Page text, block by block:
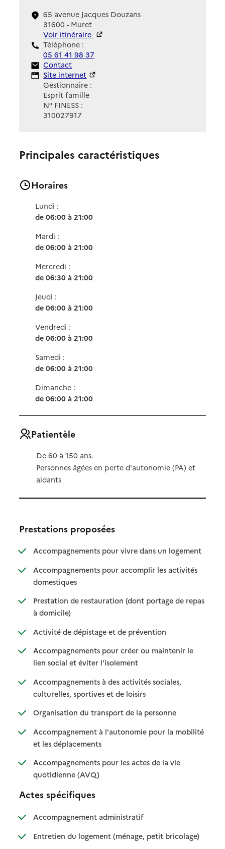
65 avenue Jacques Douzans
31600 - Muret
Voir itinéraire
Téléphone :
05 61 41 98 37
Contact
Contact
Site Internet
Site internet
Gestionnaire :
Esprit famille
N° FINESS :
310027917
Principales caractéristiques
Horaires
Lundi :
de 06:00 à 21:00
Mardi :
de 06:00 à 21:00
Mercredi :
de 06:30 à 21:00
Jeudi :
de 06:00 à 21:00
Vendredi :
de 06:00 à 21:00
Samedi :
de 06:00 à 21:00
Dimanche :
de 06:00 à 21:00
Patientèle
De 60 à 150 ans.
Personnes âgées en perte d'autonomie (PA) et
aidants
Prestations proposées
Accompagnements pour vivre dans un logement
:
: non
Accompagnements pour accomplir les activités
domestiques: disponible
: non disponible
Prestation de restauration (dont portage de repas
à domicile): disponible
: non disponible
Activité de dépistage et de prévention: disponible
: non disponible
Accompagnements pour créer ou maintenir le
lien social et éviter l'isolement: disponible
: non disponible
Accompagnements à des activités sociales,
culturelles, sportives et de loisirs: disponible
: non disponible
Organisation du transport de la personne: disponible
: non disponible
Accompagnement à l'autonomie pour la mobilité
et les déplacements: disponible
: non disponible
Accompagnements pour les actes de la vie
quotidienne (AVQ): disponible
: non disponible
Actes spécifiques
Accompagnement administratif: disponible
: non disponible
Entretien du logement (ménage, petit bricolage): disponible
: non